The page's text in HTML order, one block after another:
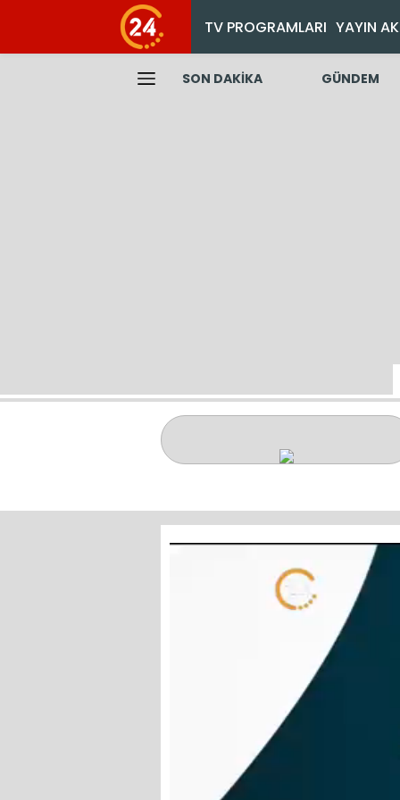
TV PROGRAMLARI YAYIN
SON DAKİKA GÜNDEM